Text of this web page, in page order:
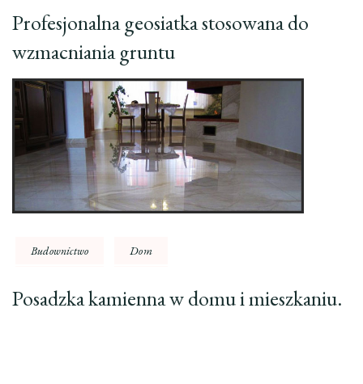
Profesjonalna geosiatka stosowana do
wzmacniania gruntu
Budownictwo Dom
Posadzka kamienna w domu i mieszkaniu.